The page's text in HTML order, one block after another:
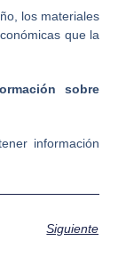
los materiales
que la
sobre
información
Siguiente